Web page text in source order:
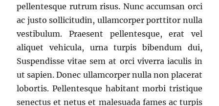
pellentesque rutrum risus. Nunc accumsan orci
ac justo sollicitudin, ullamcorper porttitor nulla
vestibulum. Praesent pellentesque, erat vel
aliquet vehicula, urna turpis bibendum dui,
Suspendisse vitae sem at orci viverra iaculis in
ut sapien. Donec ullamcorper nulla non placerat
lobortis. Pellentesque habitant morbi tristique
senectus et netus et malesuada fames ac turpis